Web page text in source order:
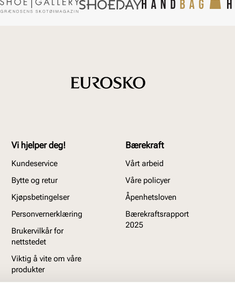
Vi hjelper deg!
Kundeservice
Bytte og retur
Kjøpsbetingelser
Personvernerklæring
Brukervilkår for
nettstedet
Viktig å vite om våre
produkter
Bærekraft
Vårt arbeid
Våre policyer
Åpenhetsloven
Bærekraftsrapport
2025